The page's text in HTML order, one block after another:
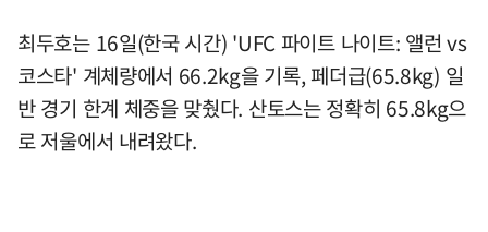
최두호는 16일(한국 시간) 'UFC 파이트 나이트: 앨런 vs
코스타' 계체량에서 66.2kg을 기록, 페더급(65.8kg) 일
반 경기 한계 체중을 맞췄다. 산토스는 정확히 65.8kg으
로 저울에서 내려왔다.